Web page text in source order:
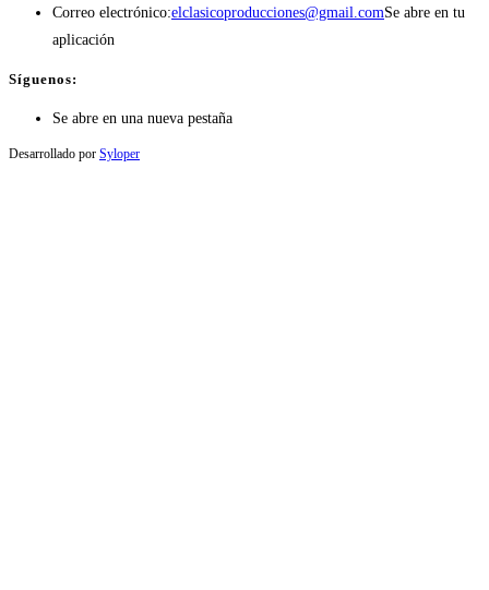
Correo electrónico:elclasicoproducciones@gmail.comSe abre en tu
aplicación
Síguenos:
Se abre en una nueva pestaña
Desarrollado por Syloper